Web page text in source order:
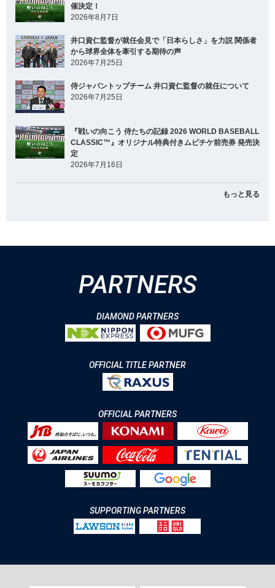
催決定！
2026年8月7日
井口資仁監督が就任会見で「日本らしさ」を力説 関係者
から球界全体を牽引する期待の声
2026年7月25日
侍ジャパントップチーム 井口資仁監督の就任について
2026年7月25日
『戦いの向こう 侍たちの記録 2026 WORLD BASEBALL
CLASSIC™』オリジナル特典付きムビチケ前売券 発売決
定
2026年7月16日
もっと見る
PARTNERS
DIAMOND PARTNERS
OFFICIAL TITLE PARTNER
OFFICIAL PARTNERS
SUPPORTING PARTNERS